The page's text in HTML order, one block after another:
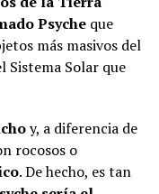
Psycheque
más masivos del
Solar que
y, a diferencia de
rocosos o
. De hecho, es tan